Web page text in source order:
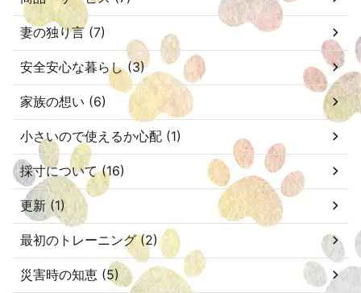
妻の独り言 (7)
安全安心な暮らし (3)
家族の想い (6)
小さいので使えるか心配 (1)
採寸について (16)
更新 (1)
最初のトレーニング (2)
災害時の知恵 (5)